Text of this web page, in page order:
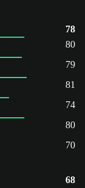
78
80
79
81
74
80
70
68